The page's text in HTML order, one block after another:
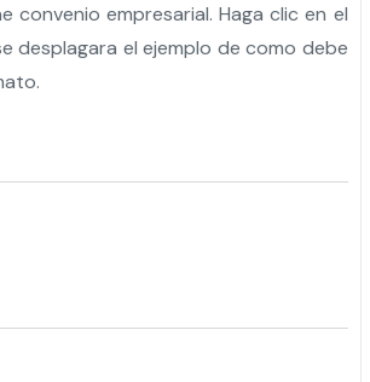
convenio empresarial. Haga clic en el
desplagara el ejemplo de como debe